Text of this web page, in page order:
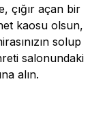
çığır açan bir
kaosu olsun,
solup
salonundaki
alın.